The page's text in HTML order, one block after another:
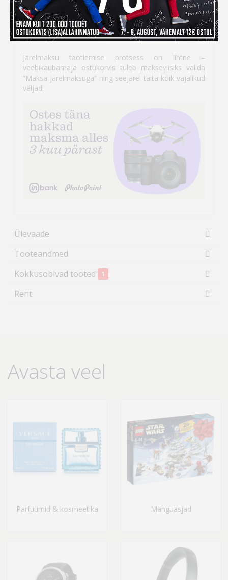
Kui ihaldatud kaupade tellimiseks peaks raha nappima,
siisInbank järelmaksu abiga saad soovitud kauba
kohe kätte, aga maksma hakkad alles
detsembris!
Järelmaksu taotlemise protsess on lihtne –
veebikaubamaja ostukorvis tuleb makseviisiks valida
“Maksa järelmaksuga” ning seejärel täita kõik vajalikud
väljad.
Ülevaade
Tooteandmed
Kokkusobivad tooted
1
Rent
Avasta veel
Parfüümid & kosmeetika Mänguasjad